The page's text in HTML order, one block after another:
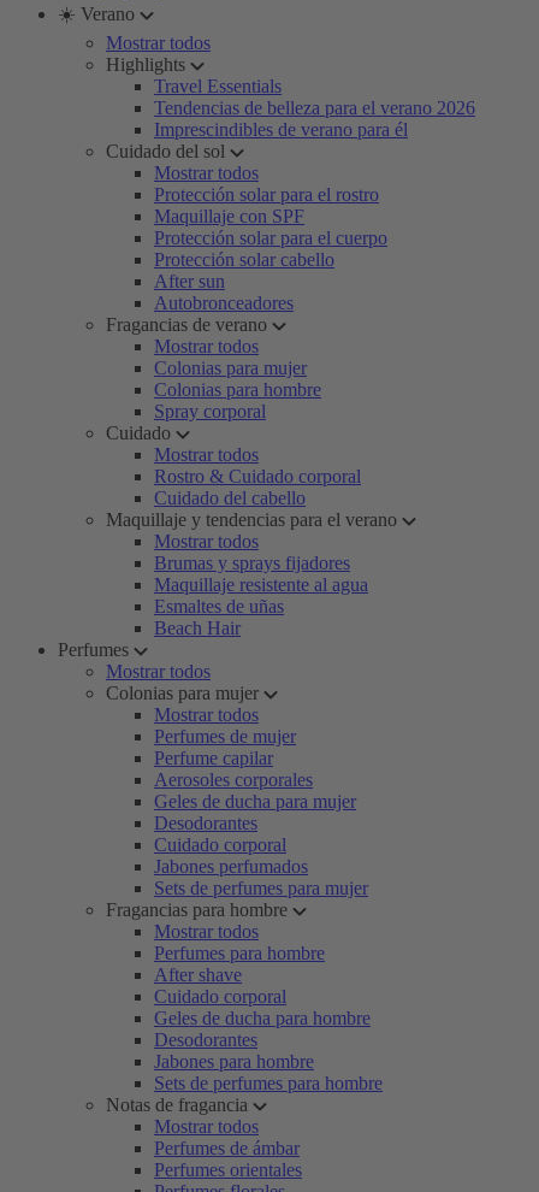
☀️ Verano
Mostrar todos
Highlights
Travel Essentials
Tendencias de belleza para el verano 2026
Imprescindibles de verano para él
Cuidado del sol
Mostrar todos
Protección solar para el rostro
Maquillaje con SPF
Protección solar para el cuerpo
Protección solar cabello
After sun
Autobronceadores
Fragancias de verano
Mostrar todos
Colonias para mujer
Colonias para hombre
Spray corporal
Cuidado
Mostrar todos
Rostro & Cuidado corporal
Cuidado del cabello
Maquillaje y tendencias para el verano
Mostrar todos
Brumas y sprays fijadores
Maquillaje resistente al agua
Esmaltes de uñas
Beach Hair
Perfumes
Mostrar todos
Colonias para mujer
Mostrar todos
Perfumes de mujer
Perfume capilar
Aerosoles corporales
Geles de ducha para mujer
Desodorantes
Cuidado corporal
Jabones perfumados
Sets de perfumes para mujer
Fragancias para hombre
Mostrar todos
Perfumes para hombre
After shave
Cuidado corporal
Geles de ducha para hombre
Desodorantes
Jabones para hombre
Sets de perfumes para hombre
Notas de fragancia
Mostrar todos
Perfumes de ámbar
Perfumes orientales